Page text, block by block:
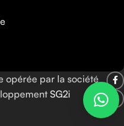
opérée par la société
SG2i